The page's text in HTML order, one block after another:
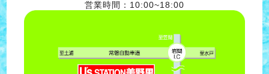
営業時間：10:00~18:00